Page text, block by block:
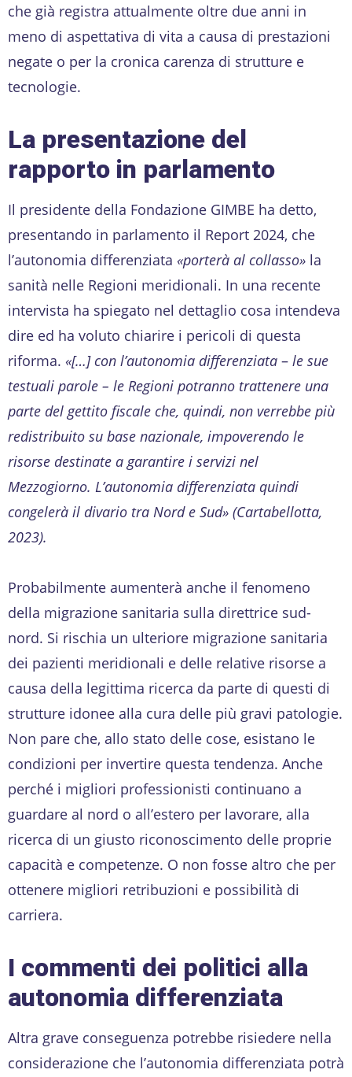
che già registra attualmente oltre due anni in
meno di aspettativa di vita a causa di prestazioni
negate o per la cronica carenza di strutture e
tecnologie.
La presentazione del
rapporto in parlamento
Il presidente della Fondazione GIMBE ha detto,
presentando in parlamento il Report 2024, che
l’autonomia differenziata «porterà al collasso» la
sanità nelle Regioni meridionali. In una recente
intervista ha spiegato nel dettaglio cosa intendeva
dire ed ha voluto chiarire i pericoli di questa
riforma. «[…] con l’autonomia differenziata – le sue
testuali parole – le Regioni potranno trattenere una
parte del gettito fiscale che, quindi, non verrebbe più
redistribuito su base nazionale, impoverendo le
risorse destinate a garantire i servizi nel
Mezzogiorno. L’autonomia differenziata quindi
congelerà il divario tra Nord e Sud» (Cartabellotta,
2023).
Probabilmente aumenterà anche il fenomeno
della migrazione sanitaria sulla direttrice sud-
nord. Si rischia un ulteriore migrazione sanitaria
dei pazienti meridionali e delle relative risorse a
causa della legittima ricerca da parte di questi di
strutture idonee alla cura delle più gravi patologie.
Non pare che, allo stato delle cose, esistano le
condizioni per invertire questa tendenza. Anche
perché i migliori professionisti continuano a
guardare al nord o all’estero per lavorare, alla
ricerca di un giusto riconoscimento delle proprie
capacità e competenze. O non fosse altro che per
ottenere migliori retribuzioni e possibilità di
carriera.
I commenti dei politici alla
autonomia differenziata
Altra grave conseguenza potrebbe risiedere nella
considerazione che l’autonomia differenziata potrà